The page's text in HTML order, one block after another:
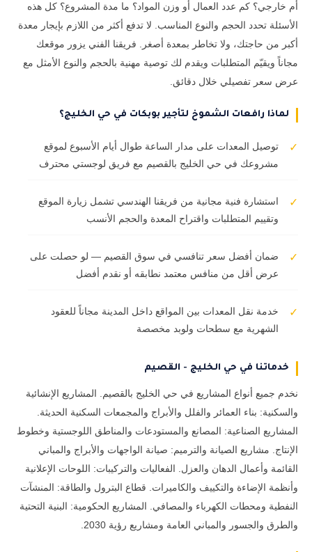
أم خارجي؟ كم عدد العمال أو وزن المواد؟ ما مدة المشروع؟ كل هذه
الأسئلة تحدد الحجم والنوع المناسب. لا تدفع أكثر من اللازم بإيجار معدة
أكبر من حاجتك، ولا تخاطر بمعدة أصغر. فريقنا الفني يزور موقعك
مجاناً ويقيّم المتطلبات ويقدم لك توصية مهنية بالحجم والنوع الأمثل مع
عرض سعر تفصيلي خلال دقائق.
لماذا رافعات الشموخ لتأجير بوبكات في حي الخليج؟
✓
توصيل المعدات على مدار الساعة طوال أيام الأسبوع لموقع
مشروعك في حي الخليج بالقصيم مع فريق لوجستي محترف
✓
استشارة فنية مجانية من فريقنا الهندسي تشمل زيارة الموقع
وتقييم المتطلبات واقتراح المعدة والحجم الأنسب
✓
ضمان أفضل سعر تنافسي في سوق القصيم — لو حصلت على
عرض أقل من منافس معتمد نطابقه أو نقدم أفضل
✓
خدمة نقل المعدات بين المواقع داخل المدينة مجاناً للعقود
الشهرية مع سطحات ولوبد مخصصة
خدماتنا في حي الخليج - القصيم
نخدم جميع أنواع المشاريع في حي الخليج بالقصيم. المشاريع الإنشائية
والسكنية: بناء العمائر والفلل والأبراج والمجمعات السكنية الحديثة.
المشاريع الصناعية: المصانع والمستودعات والمناطق اللوجستية وخطوط
الإنتاج. مشاريع الصيانة والترميم: صيانة الواجهات والأبراج والمباني
القائمة وأعمال الدهان والعزل. الفعاليات والتركيبات: اللوحات الإعلانية
وأنظمة الإضاءة والتكييف والكاميرات. قطاع البترول والطاقة: المنشآت
النفطية ومحطات الكهرباء والمصافي. المشاريع الحكومية: البنية التحتية
والطرق والجسور والمباني العامة ومشاريع رؤية 2030.